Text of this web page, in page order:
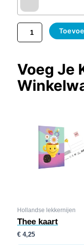
Voeg Je
Hollandse lekkernijen
Thee kaart
€ 4,25